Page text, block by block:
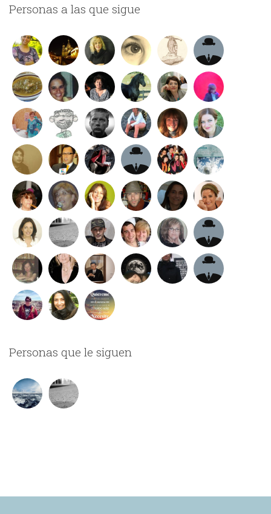
Personas a las que sigue
Personas que le siguen